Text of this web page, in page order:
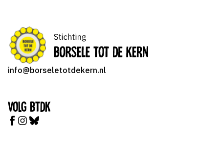
info@borseletotdekern.nl
Volg BTDK